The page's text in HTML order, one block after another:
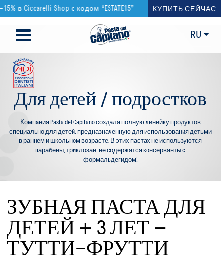
с кодом “ESTATE15” КУПИТЬ СЕЙЧАС
RU
Для детей / подростков
Компания Pasta del Capitano создала полную линейку продуктов
специально для детей, предназначенную для использования детьми
в раннем и школьном возрасте. В этих пастах не используются
парабены, триклозан, не содержатся консерванты с
формальдегидом!
ЗУБНАЯ ПАСТА ДЛЯ
ДЕТЕЙ + 3 ЛЕТ –
ТУТТИ-ФРУТТИ